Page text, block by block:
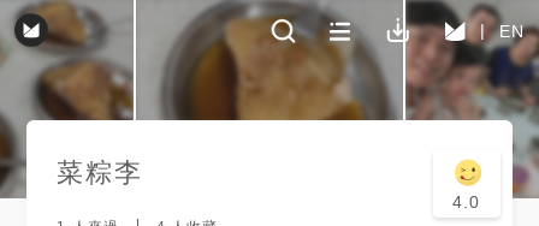
EN
菜粽李
4.0